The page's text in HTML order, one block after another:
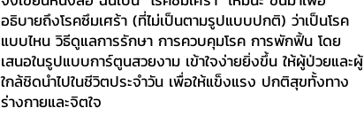
อธิบายถึงโรคซึมเศร้า (ที่ไม่เป็นตามรูปแบบปกติ) ว่าเป็นโรค
แบบไหน วิธีดูแลการรักษา การควบคุมโรค การพักฟิ้น โดย
เสนอในรูปแบบการ์ตูนสวยงาม เข้าใจง่ายยิ่งขึ้น ให้ผู้ป่วยและผู้
ใกล้ชิดนำไปในชีวิตประจำวัน เพื่อให้แข็งแรง ปกติสุขทั้งทาง
ร่างกายและจิตใจ